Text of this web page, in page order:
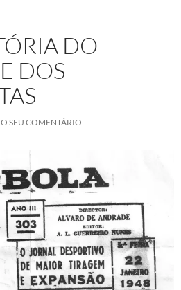
DO
DOS
SEU COMENTÁRIO